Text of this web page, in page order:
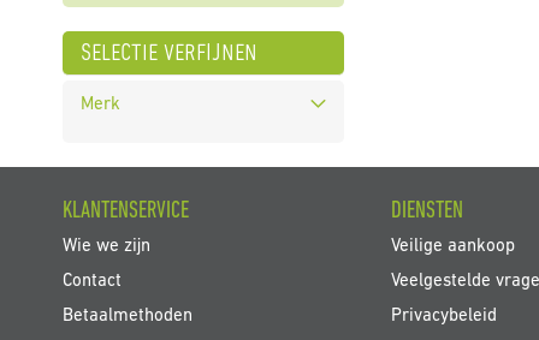
selectie verfijnen
Merk
KLANTENSERVICE
Wie we zijn
Contact
Betaalmethoden
DIENSTEN
Veilige aankoop
Veelgestelde
Privacybeleid